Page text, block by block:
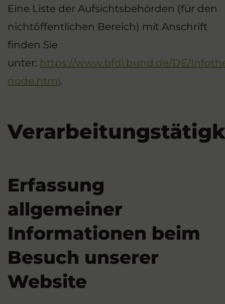
Eine Liste der Aufsichtsbehörden (für den
nichtöffentlichen Bereich) mit Anschrift
finden Sie
unter: https://www.bfdi.bund.de/DE/
node.html.
Erfassung
allgemeiner
Informationen beim
Besuch unserer
Website